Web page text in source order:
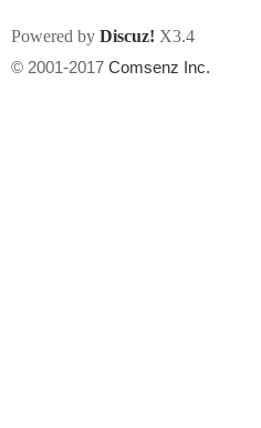
Powered by Discuz! X3.4
© 2001-2017 Comsenz Inc.